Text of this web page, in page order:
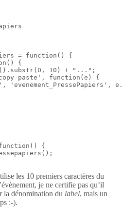
= function() {
{
10) + "...";
paste', function(e) {
'evenement_PressePapiers',
{
les 10 premiers caractères du
je ne certifie pas qu’il
la dénomination du label, mais un
:-).